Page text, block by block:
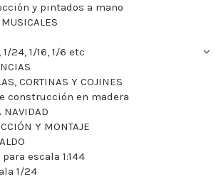
y pintados a mano
1/24, 1/16, 1/6 etc
CORTINAS Y COJINES
construcción en madera
NAVIDAD
Y MONTAJE
escala 1:144
1/24